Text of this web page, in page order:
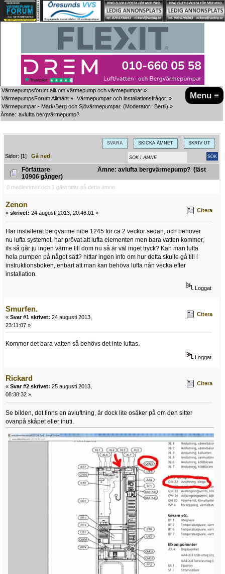
Menu ≡
Värmepumpsforum allt om värmepump och värmepumpar »
VärmepumpsForum Allmänt » Värmepumpar och installationsfrågor. »
Värmepumpar - Mark/Berg och Sjövärmepumpar. (Moderator: Bertil) »
Ämne: avlufta bergvärmepump?
SVARA SKICKA ÄMNET SKRIV UT
Sidor: [1]Gå ned
Författare
Ämne: avlufta bergvärmepump? (läst
10906 gånger)
0 medlemmar och 1 gäst tittar på detta ämne.
Zenon
« skrivet: 24 augusti 2013, 20:46:01 » Citera
Har installerat bergvärme nibe 1245 för ca 2 veckor sedan, och behöver
nu lufta systemet, har prövat att lufta elementen men bara vatten kommer,
ifs så går ju ingen värme till dom nu så är väl inget tryck? Kan man lufta
hela pumpen på något sätt? hittar ingen info om hur detta skulle gå till i
instruktionsboken, enbart att man kan behöva lufta nån vecka efter
installation.
Loggat
Smurfen.
« Svar #1 skrivet: 24 augusti 2013,
23:11:07 »
Citera
Kommer det bara vatten så behövs det inte luftas.
Loggat
Rickard
« Svar #2 skrivet: 25 augusti 2013,
08:38:32 »
Citera
Se bilden, det finns en avluftning, är dock lite osäker på om den sitter
ovanpå skåpet eller inuti.